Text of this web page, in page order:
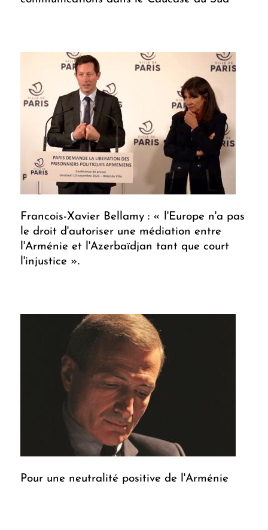
Francois-Xavier Bellamy : « l'Europe n'a pas
le droit d'autoriser une médiation entre
l'Arménie et l'Azerbaïdjan tant que court
l'injustice ».
Pour une neutralité positive de l'Arménie